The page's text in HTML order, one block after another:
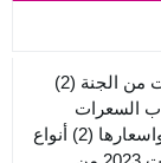
من الجنة (2)
السعرات
(2)
أنواع